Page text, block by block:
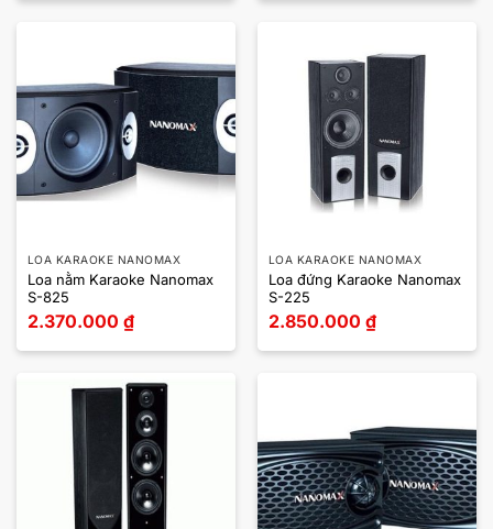
LOA KARAOKE NANOMAX
Loa nằm Karaoke Nanomax
S-825
2.370.000 ₫
LOA KARAOKE NANOMAX
Loa đứng Karaoke Nanomax
S-225
2.850.000 ₫